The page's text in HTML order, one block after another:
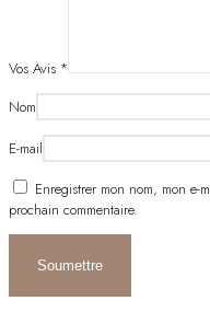
Vos Avis *
Nom
E-mail
Enregistrer mon nom, mon e-
prochain commentaire.